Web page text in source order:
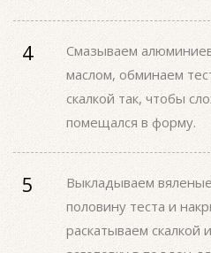
Смазываем
маслом, обминаем
скалкой так, чтобы
помещался в форму.
Выкладываем
половину теста и
раскатываем скалкой